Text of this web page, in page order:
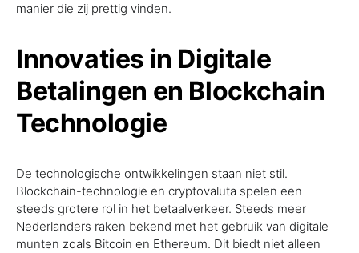
manier die zij prettig vinden.
Innovaties in Digitale
Betalingen en Blockchain
Technologie
De technologische ontwikkelingen staan niet stil.
Blockchain-technologie en cryptovaluta spelen een
steeds grotere rol in het betaalverkeer. Steeds meer
Nederlanders raken bekend met het gebruik van digitale
munten zoals Bitcoin en Ethereum. Dit biedt niet alleen